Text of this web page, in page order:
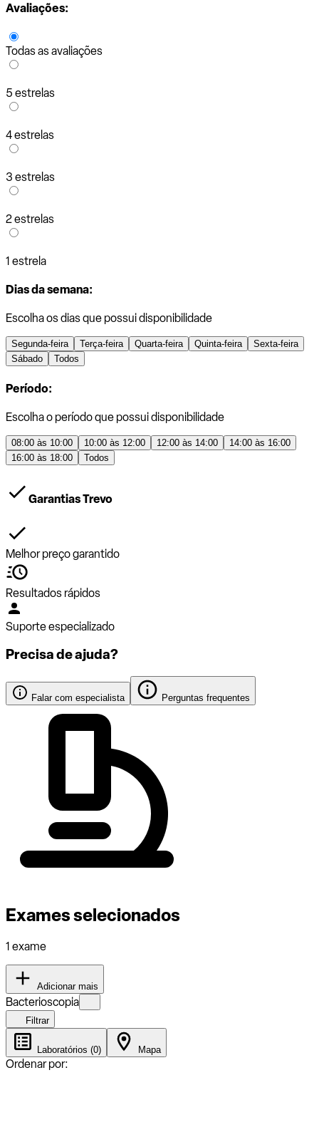
Avaliações:
Todas as avaliações
5 estrelas
4 estrelas
3 estrelas
2 estrelas
1 estrela
Dias da semana:
Escolha os dias que possui disponibilidade
Segunda-feira Terça-feira Quarta-feira Quinta-feira
Sexta-feira
Sábado
Todos
Período:
Escolha o período que possui disponibilidade
08:00 às 10:00 10:00 às 12:00 12:00 às 14:00
14:00 às 16:00
16:00 às 18:00
Todos
Garantias Trevo
Melhor preço garantido
Resultados rápidos
Suporte especializado
Precisa de ajuda?
Falar com especialista Perguntas frequentes
Exames selecionados
1 exame
Adicionar mais
Bacterioscopia
Filtrar
Laboratórios (0) Mapa
Ordenar por: